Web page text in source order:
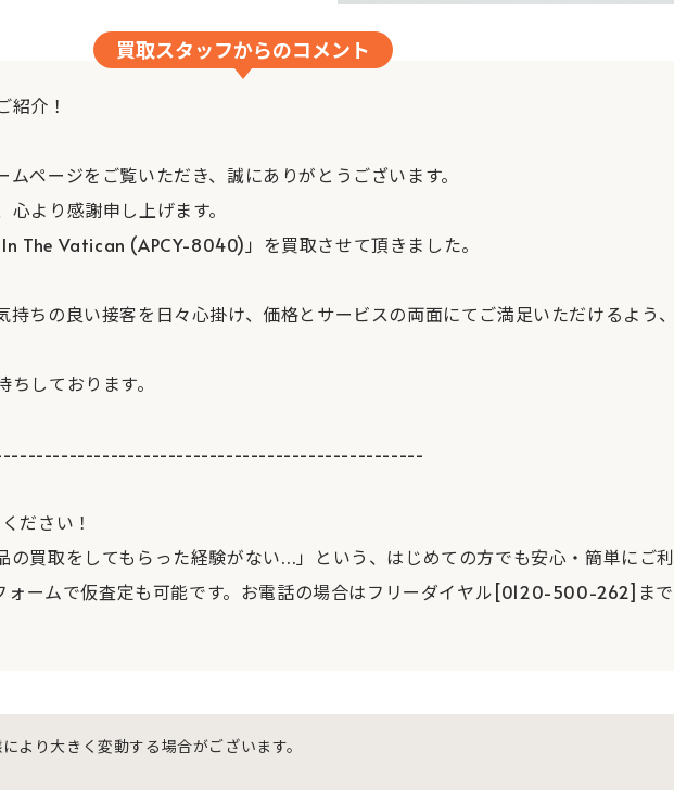
買取スタッフからのコメント
紹介！
ページをご覧いただき、誠にありがとうございます。
より感謝申し上げます。
The Vatican (APCY-8040)」を買取させて頂きました。
ちの良い接客を日々心掛け、価格とサービスの両面にてご満足いただけるよう、
しております。
ださい！
の買取をしてもらった経験がない…」という、はじめての方でも安心・簡単にご利
ォームで仮査定も可能です。お電話の場合はフリーダイヤル[0120-500-262]まで
り大きく変動する場合がございます。